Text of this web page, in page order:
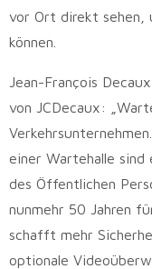
vor Ort direkt sehen,
können.
Jean-François
von JCDecaux:
einer Wartehalle
des Öffentlichen
nunmehr 50 Jahren
schafft mehr
optionale